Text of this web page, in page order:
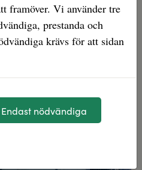
våra
är våra
viktiga
medarbetare som
en rad Tyresöbor. I
kollegor som ser dig
är i ständig
den.
framöver. Vi använder tre
prestanda och
krävs för att sidan
Endast nödvändiga